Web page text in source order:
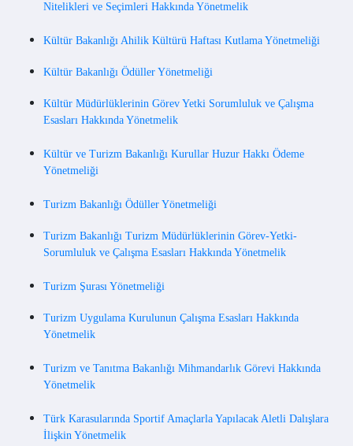
Nitelikleri ve Seçimleri Hakkında Yönetmelik
Kültür Bakanlığı Ahilik Kültürü Haftası Kutlama Yönetmeliği
Kültür Bakanlığı Ödüller Yönetmeliği
Kültür Müdürlüklerinin Görev Yetki Sorumluluk ve Çalışma
Esasları Hakkında Yönetmelik
Kültür ve Turizm Bakanlığı Kurullar Huzur Hakkı Ödeme
Yönetmeliği
Turizm Bakanlığı Ödüller Yönetmeliği
Turizm Bakanlığı Turizm Müdürlüklerinin Görev-Yetki-
Sorumluluk ve Çalışma Esasları Hakkında Yönetmelik
Turizm Şurası Yönetmeliği
Turizm Uygulama Kurulunun Çalışma Esasları Hakkında
Yönetmelik
Turizm ve Tanıtma Bakanlığı Mihmandarlık Görevi Hakkında
Yönetmelik
Türk Karasularında Sportif Amaçlarla Yapılacak Aletli Dalışlara
İlişkin Yönetmelik